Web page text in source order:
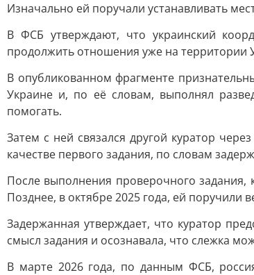
Изначально ей поручали устанавливать
В ФСБ утверждают, что украинский
продолжить отношения уже на территории
В опубликованном фрагменте
Украине и, по её словам, выполнял
помогать.
Затем с ней связался другой куратор
качестве первого задания, по словам
После выполнения проверочного задания,
Позднее, в октябре 2025 года, ей поручили
Задержанная утверждает, что куратор
смысл задания и осознавала, что слежка
В марте 2026 года, по данным ФСБ,